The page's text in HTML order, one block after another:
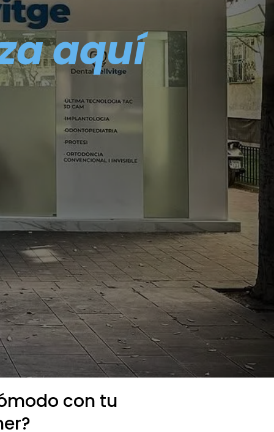
aquí
adaptados a ti.
Equipo especializado en estética dental
con tu